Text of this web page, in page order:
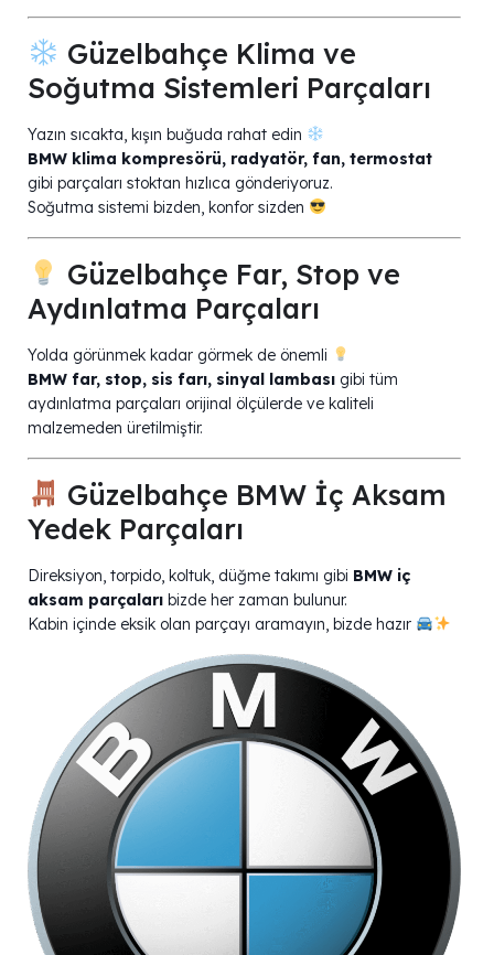
Güzelbahçe Klima ve
Soğutma Sistemleri Parçaları
Yazın sıcakta, kışın buğuda rahat edin
BMW klima kompresörü, radyatör, fan, termostat
gibi parçaları stoktan hızlıca gönderiyoruz.
Soğutma sistemi bizden, konfor sizden
Güzelbahçe Far, Stop ve
Aydınlatma Parçaları
Yolda görünmek kadar görmek de önemli
BMW far, stop, sis farı, sinyal lambası gibi tüm
aydınlatma parçaları orijinal ölçülerde ve kaliteli
malzemeden üretilmiştir.
Güzelbahçe BMW İç Aksam
Yedek Parçaları
Direksiyon, torpido, koltuk, düğme takımı gibi BMW iç
aksam parçaları bizde her zaman bulunur.
Kabin içinde eksik olan parçayı aramayın, bizde hazır